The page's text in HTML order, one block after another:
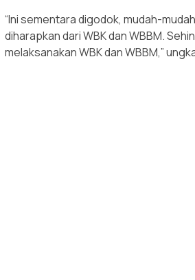
“Ini sementara digodok, mudah-
diharapkan dari WBK dan WBBM.
melaksanakan WBK dan WBBM,”